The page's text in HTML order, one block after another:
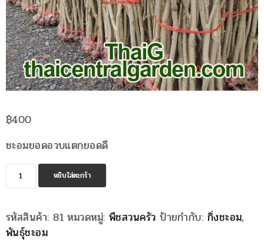
฿400
ชะอมยอดอวบแตกยอดดี
จำนวน
กิ่ง
ชิ้น
หยิบใส่ตะกร้า
รหัสสินค้า:81 หมวดหมู่:พืชสวนครัว ป้ายกำกับ: กิ่งชะอม,
พันธุ์ชะอม